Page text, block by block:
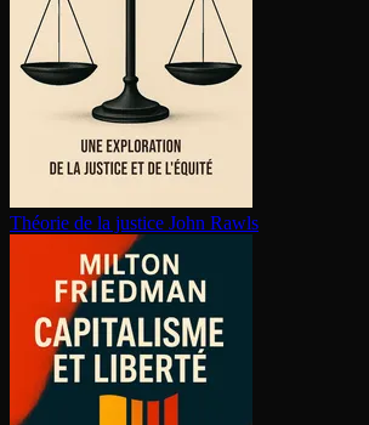
Théorie de la justice John Rawls